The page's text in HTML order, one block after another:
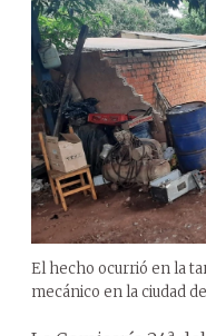
El hecho ocurrió en la
mecánico en la ciudad